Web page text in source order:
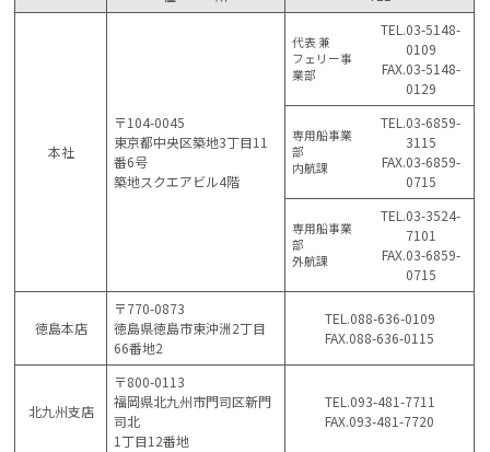
本社
〒104-0045
東京都中央区築地3丁目11
番6号
築地スクエアビル4階
代表 兼
フェリー事
業部
TEL.03-5148-
0109
FAX.03-5148-
0129
専用船事業
部
内航課
TEL.03-6859-
3115
FAX.03-6859-
0715
専用船事業
部
外航課
TEL.03-3524-
7101
FAX.03-6859-
0715
徳島本店
〒770-0873
徳島県徳島市東沖洲2丁目
66番地2
TEL.088-636-0109
FAX.088-636-0115
北九州支店
〒800-0113
福岡県北九州市門司区新門
司北
1丁目12番地
TEL.093-481-7711
FAX.093-481-7720